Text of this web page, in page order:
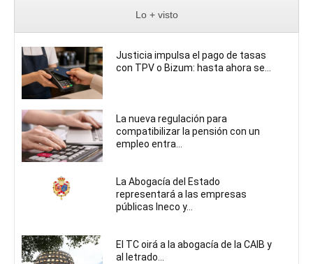
Lo + visto
Justicia impulsa el pago de tasas
con TPV o Bizum: hasta ahora se...
La nueva regulación para
compatibilizar la pensión con un
empleo entra...
La Abogacía del Estado
representará a las empresas
públicas Ineco y...
El TC oirá a la abogacía de la CAIB y
al letrado...